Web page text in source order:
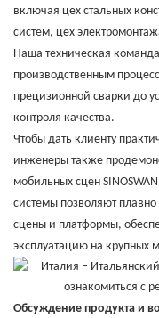
включая цех стальных
систем, цех
Наша техническая
производственным
прецизионной сварки до
контроля качества.
Чтобы дать клиенту
инженеры также
мобильных сцен
системы позволяют
сцены и платформы,
эксплуатацию на крупных
Обсуждение продукта и